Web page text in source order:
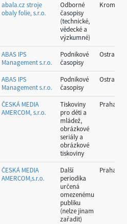
abala.cz stroje
obaly folie, s.r.o.
Odborné
časopisy
(technické,
vědecké a
výzkumné)
Kroměříž
ABAS IPS
Management s.r.o.
Podnikové
časopisy
Ostrava
ABAS IPS
Management s.r.o.
Podnikové
časopisy
Ostrava
ČESKÁ MEDIA
AMERCOM, s.r.o.
Tiskoviny
pro děti a
mládež,
obrázkové
seriály a
obrázkové
tiskoviny
Praha
ČESKÁ MEDIA
AMERCOM,s.r.o.
Další
periodika
určená
omezenému
publiku
(nelze jinam
zařadit)
Praha